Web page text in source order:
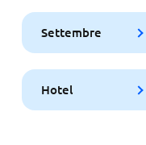
Settembre
Hotel